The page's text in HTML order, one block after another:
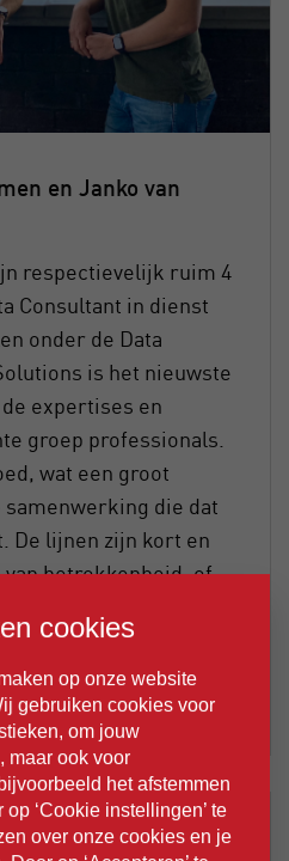
en Janko van
respectievelijk ruim 4
Consultant in dienst
onder de Data
is het nieuwste
expertises en
groep professionals.
wat een groot
die dat
De lijnen zijn kort en
betrokkenheid, of
team.
14 jul 2023
cookies
op onze website
gebruiken cookies voor
om jouw
maar ook voor
het afstemmen
‘Cookie instellingen’ te
over onze cookies en je